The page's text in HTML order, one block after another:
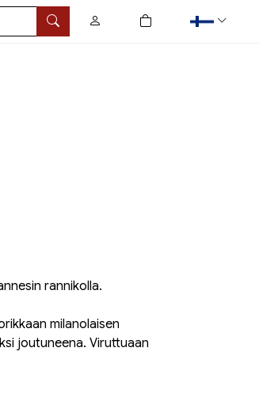
Hae
0
tuotetta ostoskorissa
rannikolla.
milanolaisen
joutuneena. Viruttuaan